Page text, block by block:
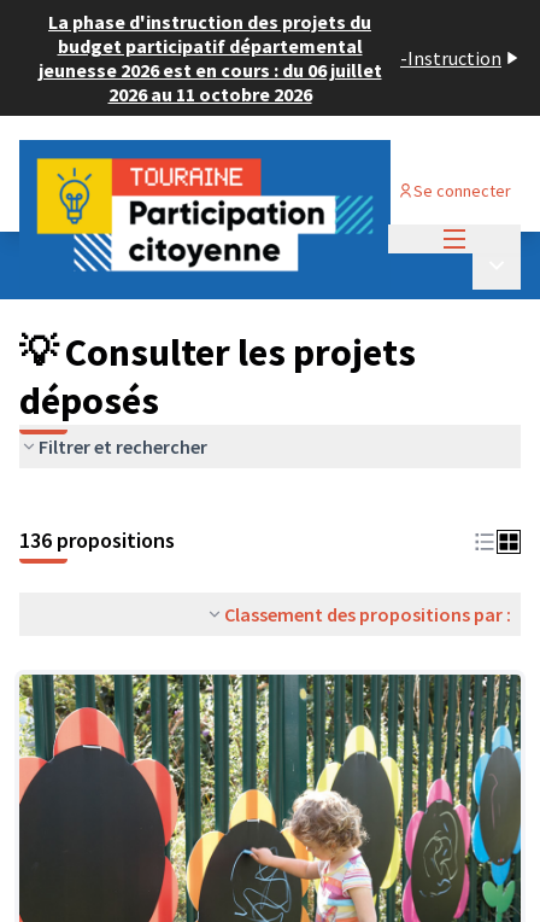
La phase d'instruction des projets du
budget participatif départemental
jeunesse 2026 est en cours : du 06 juillet
2026 au 11 octobre 2026
-Instruction
Se connecter
Budget Participatif JEUNESSE 2024
💡 Consulter les projets déposés
💡 Consulter les projets
déposés
Filtrer et rechercher
136 propositions
Classement des propositions par :